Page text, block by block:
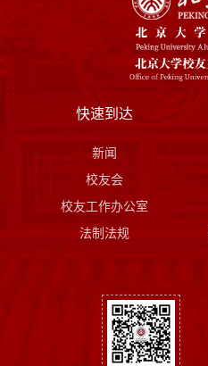
快速到达
新闻
校友会
校友工作办公室
法制法规